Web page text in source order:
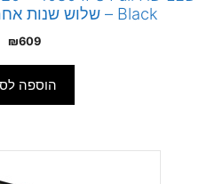
Black – שלוש שנות אחריות באתר לקוח
₪609
הוספה